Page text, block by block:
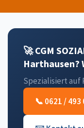
🚀 CGM
Harthausen?
Spezialisiert auf
📞 0621 / 493